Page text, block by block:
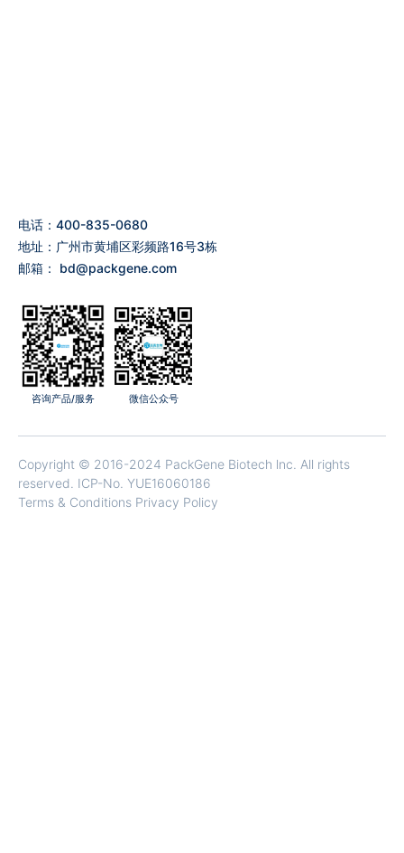
电话：400-835-0680
地址：广州市黄埔区彩频路16号3栋
邮箱：
bd@packgene.com
咨询产品/服务 微信公众号
Copyright © 2016-2024 PackGene Biotech lnc. All rights
reserved. ICP-No. YUE16060186
Terms & Conditions Privacy Policy